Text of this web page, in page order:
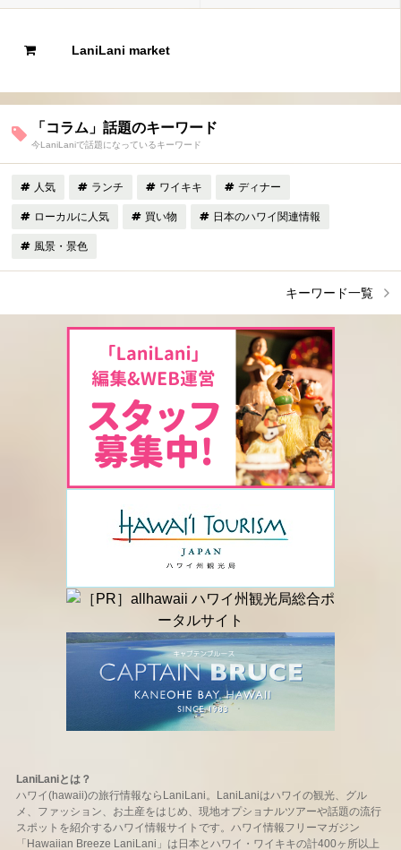
LaniLani market
「コラム」話題のキーワード
今LaniLaniで話題になっているキーワード
人気 ランチ ワイキキ ディナー
ローカルに人気 買い物 日本のハワイ関連情報
風景・景色
キーワード一覧
LaniLaniとは？
ハワイ(hawaii)の旅行情報ならLaniLani。LaniLaniはハワイの観光、グル
メ、ファッション、お土産をはじめ、現地オプショナルツアーや話題の流行
スポットを紹介するハワイ情報サイトです。ハワイ情報フリーマガジン
「Hawaiian Breeze LaniLani」は日本とハワイ・ワイキキの計400ヶ所以上